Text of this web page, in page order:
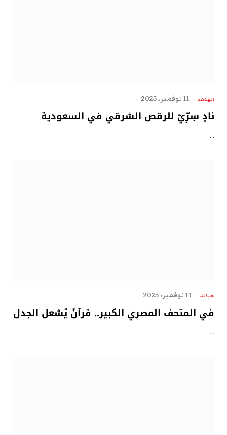
الهدهد 11 نوفمبر، 2025
نادٍ سِرِّيّ للرقص الشرقي في السعودية
…
حياتنا 11 نوفمبر، 2025
في المتحف المصري الكبير.. قرآنٌ يُشعل الجدل
…